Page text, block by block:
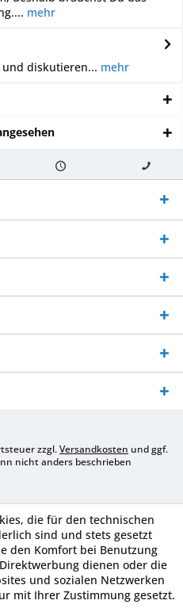
mehr
diskutieren... mehr
Versand von So erreichen
Sie uns 0160
970 511 90
zzgl.Versandkosten und ggf.
nicht anders beschrieben
die für den technischen
sind und stets gesetzt
den Komfort bei Benutzung
dienen oder die
und sozialen Netzwerken
mit Ihrer Zustimmung gesetzt.